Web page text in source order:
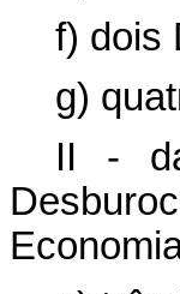
f) dois
g)
II -